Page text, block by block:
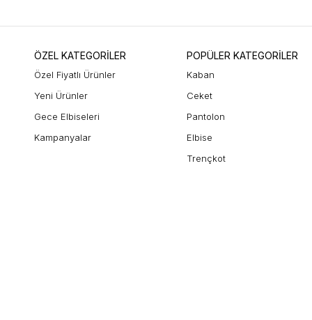
ÖZEL KATEGORİLER
Özel Fiyatlı Ürünler
Yeni Ürünler
Gece Elbiseleri
Kampanyalar
POPÜLER KATEGORİLER
Kaban
Ceket
Pantolon
Elbise
Trençkot